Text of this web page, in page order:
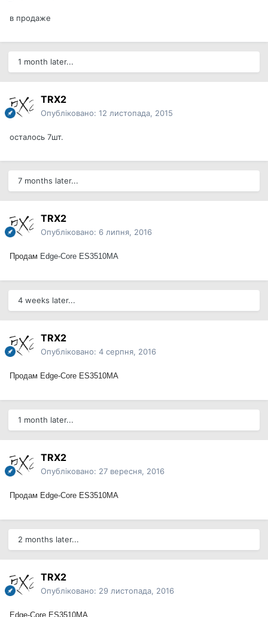
в продаже
1 month later...
TRX2
Опубліковано: 12 листопада, 2015
осталось 7шт.
7 months later...
TRX2
Опубліковано: 6 липня, 2016
Продам Edge-Core ES3510MA
4 weeks later...
TRX2
Опубліковано: 4 серпня, 2016
Продам Edge-Core ES3510MA
1 month later...
TRX2
Опубліковано: 27 вересня, 2016
Продам Edge-Core ES3510MA
2 months later...
TRX2
Опубліковано: 29 листопада, 2016
Edge-Core ES3510MA